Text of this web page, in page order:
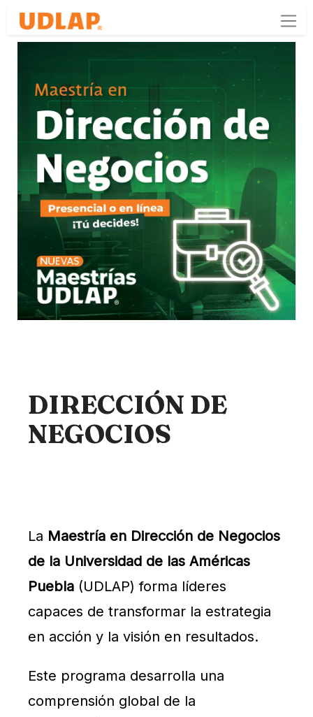
DIRECCIÓN DE
NEGOCIOS
La Maestría en Dirección de Negocios
de la Universidad de las Américas
Puebla (UDLAP) forma líderes
capaces de transformar la estrategia
en acción y la visión en resultados.
Este programa desarrolla una
comprensión global de la